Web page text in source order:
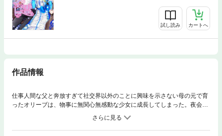
試し読み カートへ
作品情報
仕事人間な父と奔放すぎて社交界以外のことに興味を示さない母の元で育
ったオリーブは、物事に無関心無感動な少女に成長してしまった。夜会で
も壁の花と化して、隙あらばバラ園に逃げ込んでしまう。そんな中、両親
が流行り病で死に、頼れる者がいない彼女は寺に入るしかないかと諦めて
いたところで、彼女を引き取りたいと遠縁の親族から申し入れがあり。急